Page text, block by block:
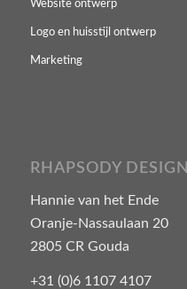
Website ontwerp
Logo en huisstijl ontwerp
Marketing
RHAPSODY DESIGN
Hannie van het Ende
Oranje-Nassaulaan 20
2805 CR Gouda
+31 (0)6 1107 4107